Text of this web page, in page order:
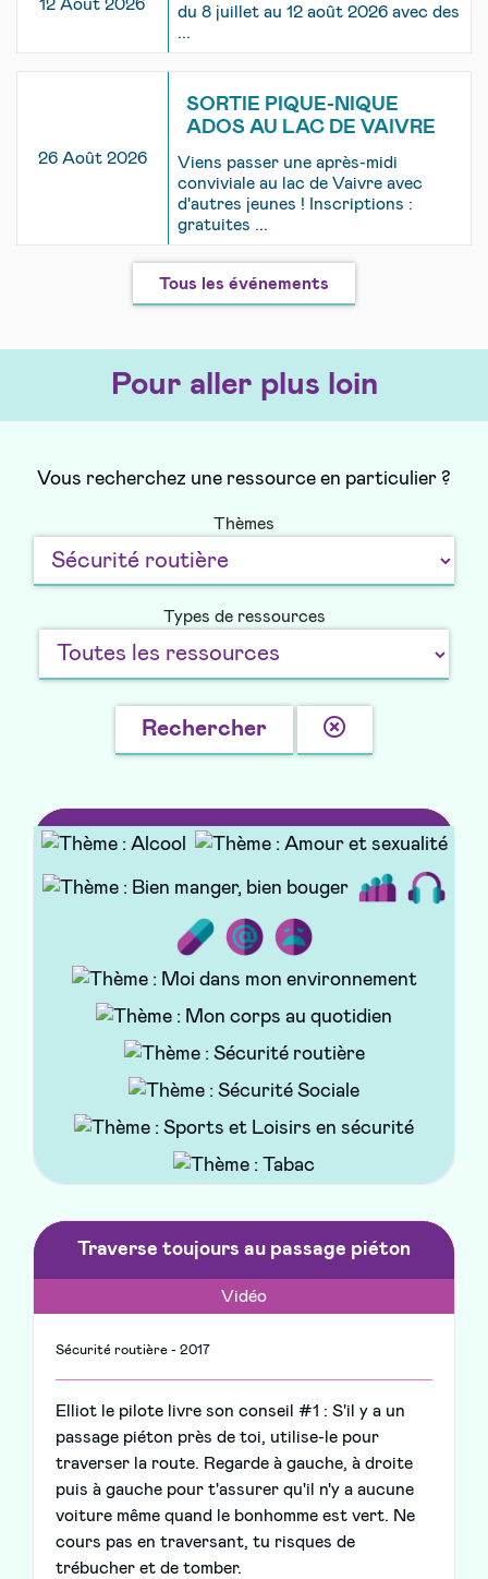
12 Août 2026
du 8 juillet au 12 août 2026 avec des
...
26 Août 2026
SORTIE PIQUE-NIQUE
ADOS AU LAC DE VAIVRE
Viens passer une après-midi
conviviale au lac de Vaivre avec
d'autres jeunes ! Inscriptions :
gratuites ...
Tous les événements
Pour aller plus loin
Vous recherchez une ressource en particulier ?
Thèmes
Types de ressources
Rechercher
la
Tu te poses des questions sur ta santé ?
Ce flyer t'explique comment le site du
Pass'Santé Jeunes peut répondre à tes
questions en matière de santé et les types
d'information que tu y trouveras
Traverse toujours au passage piéton
Vidéo
Sécurité routière - 2017
Elliot le pilote livre son conseil #1 : S'il y a un
passage piéton près de toi, utilise-le pour
traverser la route. Regarde à gauche, à droite
puis à gauche pour t'assurer qu'il n'y a aucune
voiture même quand le bonhomme est vert. Ne
cours pas en traversant, tu risques de
trébucher et de tomber.